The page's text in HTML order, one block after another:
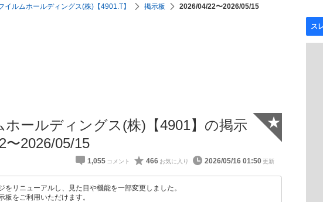
イルムホールディングス(株)【4901.T】 掲示板 2026/04/22〜2026/05/15
ホールディングス(株)【4901】の掲示
〜2026/05/15
1,055 466 2026/05/16 01:50
★
をリニューアルし、見た目や機能を一部変更しました。
板をご利用いただけます。